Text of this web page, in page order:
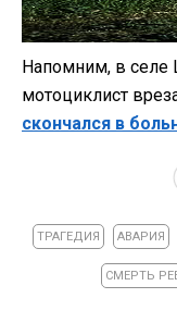
Напомним, в селе
мотоциклист
скончался в
ТРАГЕДИЯ АВАРИЯ
СМЕРТЬ